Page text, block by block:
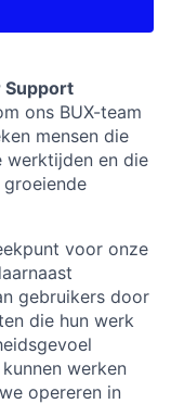
Support
ons BUX-team
mensen die
werktijden en die
voor onze
gebruikers door
die hun werk
werken
opereren in